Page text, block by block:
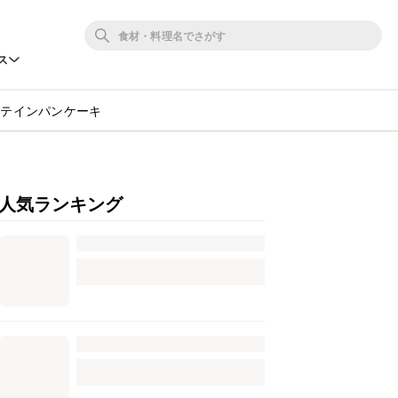
インパンケーキ
人気ランキング